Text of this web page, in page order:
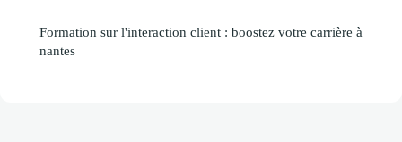
Formation sur l'interaction client : boostez votre carrière à
nantes